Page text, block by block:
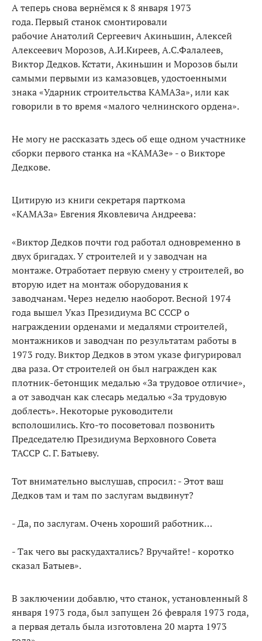
А теперь снова вернёмся к 8 января 1973
года. Первый станок смонтировали
рабочие Анатолий Сергеевич Акиньшин, Алексей
Алексеевич Морозов, А.И.Киреев, А.С.Фалалеев,
Виктор Дедков. Кстати, Акиньшин и Морозов были
самыми первыми из камазовцев, удостоенными
знака «Ударник строительства КАМАЗа», или как
говорили в то время «малого челнинского ордена».
Не могу не рассказать здесь об еще одном участнике
сборки первого станка на «КАМАЗе» - о Викторе
Дедкове.
Цитирую из книги секретаря парткома
«КАМАЗа» Евгения Яковлевича Андреева:
«Виктор Дедков почти год работал одновременно в
двух бригадах. У строителей и у заводчан на
монтаже. Отработает первую смену у строителей, во
вторую идет на монтаж оборудования к
заводчанам. Через неделю наоборот. Весной 1974
года вышел Указ Президиума ВС СССР о
награждении орденами и медалями строителей,
монтажников и заводчан по результатам работы в
1973 году. Виктор Дедков в этом указе фигурировал
два раза. От строителей он был награжден как
плотник-бетонщик медалью «За трудовое отличие»,
а от заводчан как слесарь медалью «За трудовую
доблесть». Некоторые руководители
всполошились. Кто-то посоветовал позвонить
Председателю Президиума Верховного Совета
ТАССР С. Г. Батыеву.
Тот внимательно выслушав, спросил: - Этот ваш
Дедков там и там по заслугам выдвинут?
- Да, по заслугам. Очень хороший работник…
- Так чего вы раскудахтались? Вручайте! - коротко
сказал Батыев».
В заключении добавлю, что станок, установленный 8
января 1973 года, был запущен 26 февраля 1973 года,
а первая деталь была изготовлена 20 марта 1973